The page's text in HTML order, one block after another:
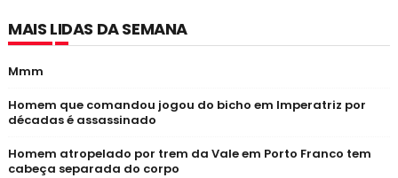
MAIS LIDAS DA SEMANA
Mmm
Homem que comandou jogou do bicho em Imperatriz por
décadas é assassinado
Homem atropelado por trem da Vale em Porto Franco tem
cabeça separada do corpo